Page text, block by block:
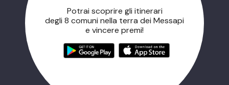
Potrai scoprire gli itinerari
degli 8 comuni nella terra dei Messapi
e vincere premi!